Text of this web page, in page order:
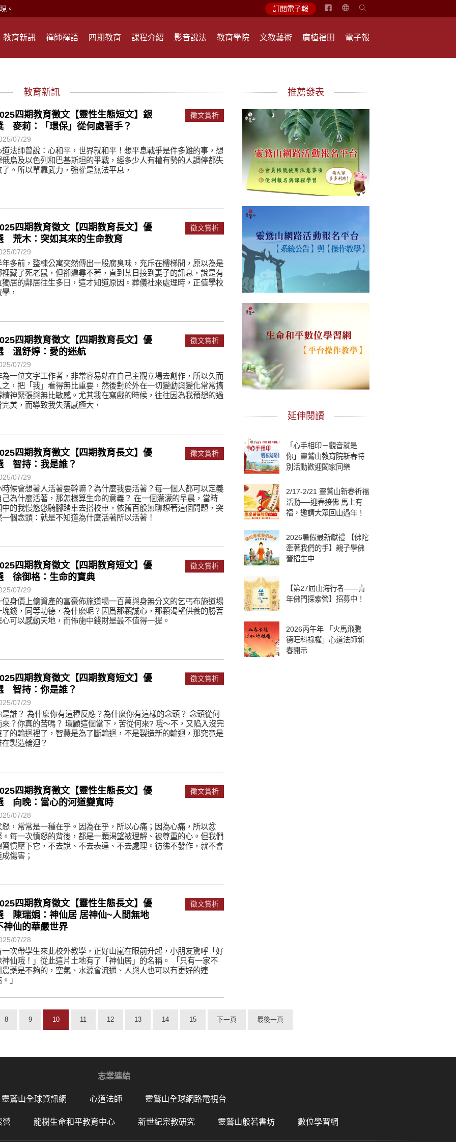
。
在？
，讓生命更寬廣。
沉澱，才能傾聽。
。
、無盡的智慧、無盡的接引。
，讓生命更寬廣。
業；正面積極樂觀，就是生活禪。
沉澱，才能傾聽。
訂閱電子報
简
中
教育新訊 禪師禪語 四期教育 課程介紹 影音說法 教育學院 文教藝術 廣植福田 電子報
教育新訊
四期教育徵文【靈性生態短文】銀
麥莉：「環保」從何處著手？
07/29
道法師曾說：心和平，世界就和平！想平息戰爭是件多難的事，想
俄烏及以色列和巴基斯坦的爭戰，經多少人有權有勢的人調停都失
了。所以單靠武力，強權是無法平息，
徵文賞析
四期教育徵文【四期教育長文】優
荒木：突如其來的生命教育
07/29
年多前，整棟公寓突然傳出一股腐臭味，充斥在樓梯間，原以為是
裡藏了死老鼠，但卻遍尋不著，直到某日接到妻子的訊息，說是有
獨居的鄰居往生多日，這才知道原因。葬儀社來處理時，正值學校
，
徵文賞析
四期教育徵文【四期教育長文】優
溫舒婷：愛的迷航
07/29
為一位文字工作者，非常容易站在自己主觀立場去創作，所以久而
之，把「我」看得無比重要，然後對於外在一切變動與變化常常搞
精神緊張與無比敏感。尤其我在寫戲的時候，往往因為我預想的過
完美，而導致我失落感極大，
徵文賞析
四期教育徵文【四期教育長文】優
智持：我是誰？
07/29
時候會想著人活著要幹嘛？為什麼我要活著？每一個人都可以定義
己為什麼活著，那怎樣算生命的意義？ 在一個濛濛的早晨，當時
中的我慢悠悠騎腳踏車去搭校車，依舊百般無聊想著這個問題，突
一個念頭：就是不知道為什麼活著所以活著！
徵文賞析
四期教育徵文【四期教育短文】優
徐御格：生命的寶典
07/29
位身價上億資產的富豪佈施道場一百萬與身無分文的乞丐布施道場
塊錢，同等功德，為什麽呢？因爲那顆誠心，那顆渴望供養的勝菩
心可以感動天地，而佈施中錢財是最不值得一提。
徵文賞析
四期教育徵文【四期教育短文】優
智持：你是誰？
07/29
是誰？ 為什麼你有這種反應？為什麼你有這樣的念頭？ 念頭從何
來？你真的苦嗎？ 環顧這個當下，苦從何來? 哦～不，又陷入沒完
了的輪迴裡了，智慧是為了斷輪迴，不是製造新的輪迴，那究竟是
在製造輪迴？
徵文賞析
四期教育徵文【靈性生態長文】優
向晚：當心的河道變寬時
07/28
怒，常常是一種在乎。因為在乎，所以心痛；因為心痛，所以忿
。每一次憤怒的背後，都是一顆渴望被理解、被尊重的心。但我們
習慣壓下它，不去說、不去表達、不去處理。彷彿不發作，就不會
成傷害；
徵文賞析
四期教育徵文【靈性生態長文】優
陳瑞娟：神仙居 居神仙~人間無地
神仙的華嚴世界
07/28
一次帶學生來此校外教學，正好山嵐在眼前升起，小朋友驚呼「好
神仙哦！」從此這片土地有了「神仙居」的名稱。 「只有一家不
農藥是不夠的，空氣、水源會流通、人與人也可以有更好的連
」
徵文賞析
推薦發表
延伸閱讀
「心手相印－觀音就是
你」靈鷲山教育院新春特
別活動歡迎闔家同樂
2/17-2/21 靈鷲山新春祈福
活動──迎春接佛 馬上有
福，邀請大眾回山過年！
2026暑假最新獻禮 【佛陀
牽著我們的手】親子學佛
營招生中
【第27屆山海行者——青
年佛門探索營】招募中！
2026丙午年 「火馬飛騰
德旺科祿權」心道法師新
春開示
8 9 10 11 12 13 14 15 下一頁 最後一頁
志業連結
靈鷲山全球資訊網 心道法師 靈鷲山全球網路電視台
營 龍樹生命和平教育中心 新世紀宗教研究 靈鷲山般若書坊 數位學習網